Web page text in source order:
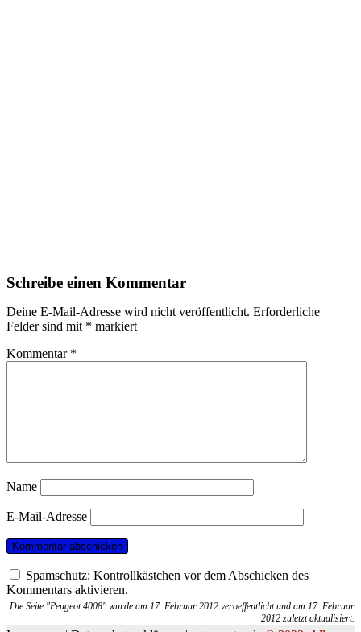
Schreibe einen Kommentar
Deine E-Mail-Adresse wird nicht veröffentlicht. Erforderliche
Felder sind mit * markiert
Kommentar *
Name
E-Mail-Adresse
Spamschutz: Kontrollkästchen vor dem Abschicken des
Kommentars aktivieren.
Die Seite "Peugeot 4008" wurde am 17. Februar 2012 veroeffentlicht und am 17. Februar
2012 zuletzt aktualisiert.